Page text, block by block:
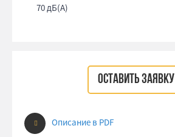
70 дБ(А)
ОСТАВИТЬ ЗАЯВКУ
Описание в PDF